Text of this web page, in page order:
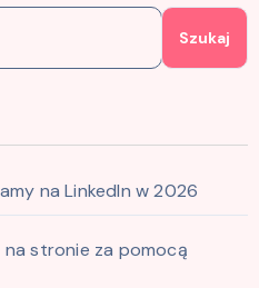
Szukaj
na LinkedIn w 2026
stronie za pomocą